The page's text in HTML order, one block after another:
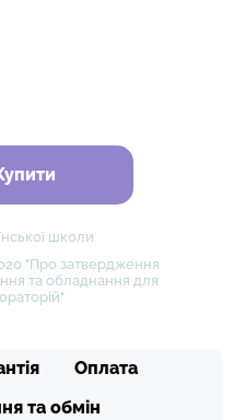
школи
"Про затвердження
та обладнання для
Оплата
та обмін